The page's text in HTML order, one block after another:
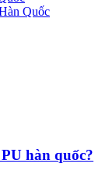
Quốc
hàn quốc?